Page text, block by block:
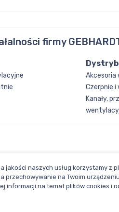
firmy
Akcesoria
Czerpnie
Kanały,
jakości naszych usług korzystamy z
przechowywanie na Twoim
informacji na temat plików cookies i